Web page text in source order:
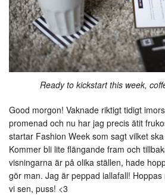
Ready to kickstart this week,
Good morgon! Vaknade riktigt tidigt
promenad och nu har jag precis ätit
startar Fashion Week som sagt vilket
Kommer bli lite flängande fram och
visningarna är på olika ställen, hade
gör man. Jag är peppad iallafall!
vi sen, puss! <3